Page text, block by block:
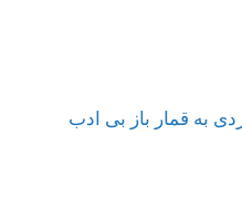
به قمار باز بی ادب